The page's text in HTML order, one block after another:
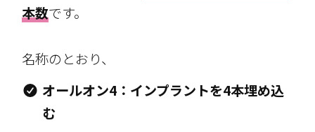
本数です。
名称のとおり、
オールオン4：インプラントを4本埋め込
む